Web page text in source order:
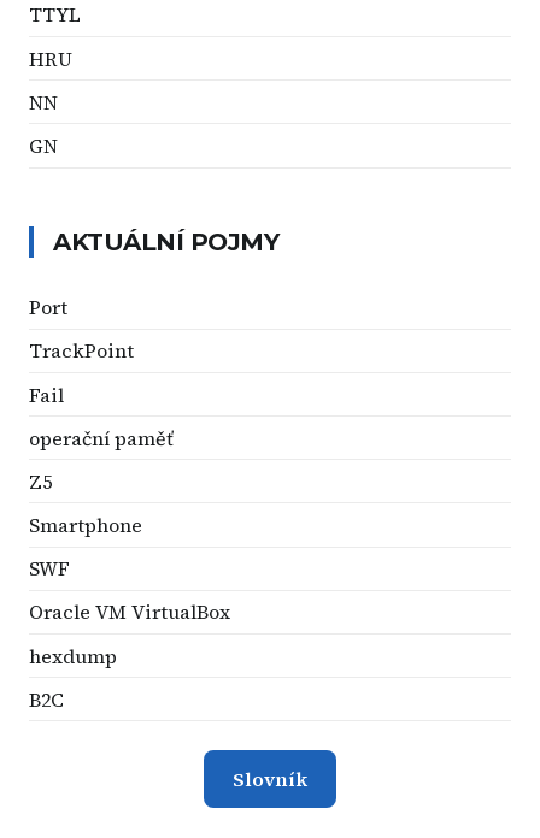
TTYL
HRU
NN
GN
AKTUÁLNÍ POJMY
Port
TrackPoint
Fail
operační paměť
Z5
Smartphone
SWF
Oracle VM VirtualBox
hexdump
B2C
Slovník